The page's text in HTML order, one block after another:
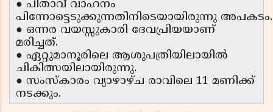
● പിതാവ് വാഹനം
പിന്നോട്ടെടുക്കുന്നതിനിടെയായിരുന്നു അപകടം.
● ഒന്നര വയസ്സുകാരി ദേവപ്രിയയാണ്
മരിച്ചത്.
● ഏറ്റുമാനൂരിലെ ആശുപത്രിയിലായില്‍
ചികിത്സയിലായിരുന്നു.
● സംസ്കാരം വ്യാഴാഴ്ച രാവിലെ 11 മണിക്ക്
നടക്കും.